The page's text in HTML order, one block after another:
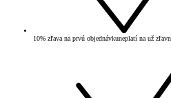
10% zľava na prvú objednávkuneplatí na už